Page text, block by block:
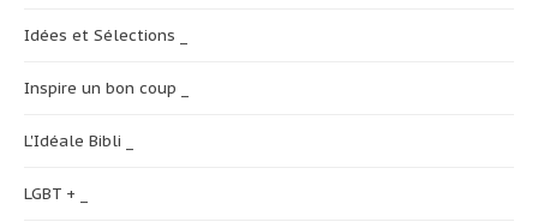
Idées et Sélections _
Inspire un bon coup _
L'Idéale Bibli _
LGBT + _